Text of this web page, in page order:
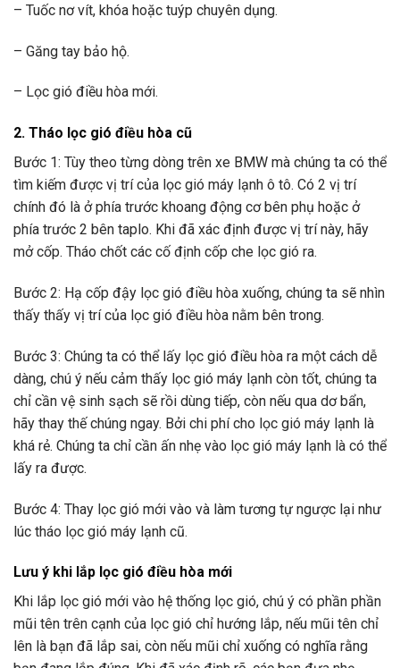
– Tuốc nơ vít, khóa hoặc tuýp chuyên dụng.
– Găng tay bảo hộ.
– Lọc gió điều hòa mới.
2. Tháo lọc gió điều hòa cũ
Bước 1: Tùy theo từng dòng trên xe BMW mà chúng ta có thể
tìm kiếm được vị trí của lọc gió máy lạnh ô tô. Có 2 vị trí
chính đó là ở phía trước khoang động cơ bên phụ hoặc ở
phía trước 2 bên taplo. Khi đã xác định được vị trí này, hãy
mở cốp. Tháo chốt các cố định cốp che lọc gió ra.
Bước 2: Hạ cốp đậy lọc gió điều hòa xuống, chúng ta sẽ nhìn
thấy thấy vị trí của lọc gió điều hòa nằm bên trong.
Bước 3: Chúng ta có thể lấy lọc gió điều hòa ra một cách dễ
dàng, chú ý nếu cảm thấy lọc gió máy lạnh còn tốt, chúng ta
chỉ cần vệ sinh sạch sẽ rồi dùng tiếp, còn nếu qua dơ bẩn,
hãy thay thế chúng ngay. Bởi chi phí cho lọc gió máy lạnh là
khá rẻ. Chúng ta chỉ cần ấn nhẹ vào lọc gió máy lạnh là có thể
lấy ra được.
Bước 4: Thay lọc gió mới vào và làm tương tự ngược lại như
lúc tháo lọc gió máy lạnh cũ.
Lưu ý khi lắp lọc gió điều hòa mới
Khi lắp lọc gió mới vào hệ thống lọc gió, chú ý có phần phần
mũi tên trên cạnh của lọc gió chỉ hướng lắp, nếu mũi tên chỉ
lên là bạn đã lắp sai, còn nếu mũi chỉ xuống có nghĩa rằng